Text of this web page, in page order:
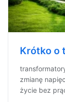
Krótko o
zmianę
życie bez